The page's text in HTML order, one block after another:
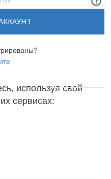
используя свой
сервисах: